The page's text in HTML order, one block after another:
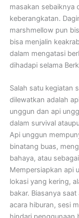
masakan sebaiknya
keberangkatan.
marshmellow pun
bisa menjalin
dalam mengatasi
dihadapi selama
Salah satu kegiatan
dilewatkan adalah
unggun dan api
dalam survival
Api unggun
binatang buas,
bahaya, atau
Mempersiapkan api
lokasi yang kering,
bakar. Biasanya
acara hiburan, sesi